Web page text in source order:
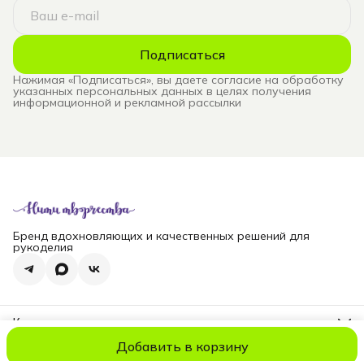
Добавить в корзину
Подписаться
Нажимая «Подписаться», вы даете согласие на обработку
указанных персональных данных в целях получения
информационной и рекламной рассылки
Бренд вдохновляющих и качественных решений для
рукоделия
Контакты